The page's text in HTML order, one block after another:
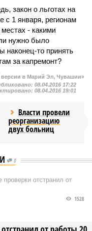
закон о льготах на
с 1 января, регионам
- какими
нужно было
наконец-то принять
за капремонт?
в Марий Эл, Чувашии»
08.04.2016 17:22
08.04.2016 19:01
Власти провели
реорганизацию
двух больниц
0
проверки отстранил от
1528